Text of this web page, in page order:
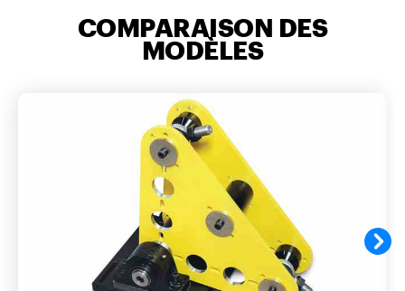
COMPARAISON DES
MODÈLES